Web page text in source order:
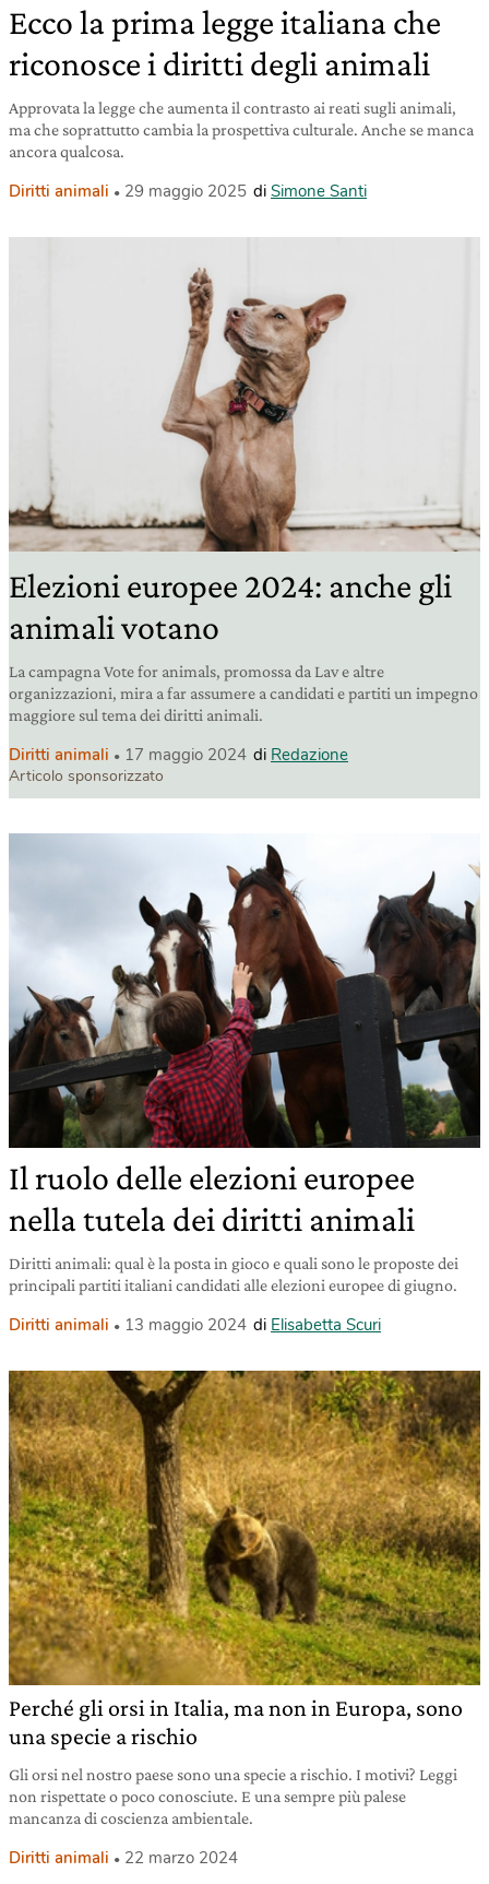
Ecco la prima legge italiana che
riconosce i diritti degli animali
Approvata la legge che aumenta il contrasto ai reati sugli animali,
ma che soprattutto cambia la prospettiva culturale. Anche se manca
ancora qualcosa.
Diritti animali 29 maggio 2025 di Simone Santi
Elezioni europee 2024: anche gli
animali votano
La campagna Vote for animals, promossa da Lav e altre
organizzazioni, mira a far assumere a candidati e partiti un impegno
maggiore sul tema dei diritti animali.
Diritti animali 17 maggio 2024 di Redazione
Articolo sponsorizzato
Il ruolo delle elezioni europee
nella tutela dei diritti animali
Diritti animali: qual è la posta in gioco e quali sono le proposte dei
principali partiti italiani candidati alle elezioni europee di giugno.
Diritti animali 13 maggio 2024 di Elisabetta Scuri
Perché gli orsi in Italia, ma non in Europa, sono
una specie a rischio
Gli orsi nel nostro paese sono una specie a rischio. I motivi? Leggi
non rispettate o poco conosciute. E una sempre più palese
mancanza di coscienza ambientale.
Diritti animali 22 marzo 2024